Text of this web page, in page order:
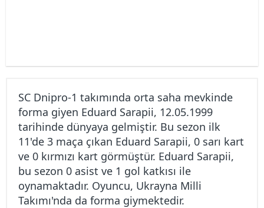
SC Dnipro-1 takımında orta saha mevkinde
forma giyen Eduard Sarapii, 12.05.1999
tarihinde dünyaya gelmiştir. Bu sezon ilk
11'de 3 maça çıkan Eduard Sarapii, 0 sarı kart
ve 0 kırmızı kart görmüştür. Eduard Sarapii,
bu sezon 0 asist ve 1 gol katkısı ile
oynamaktadır. Oyuncu, Ukrayna Milli
Takımı'nda da forma giymektedir.